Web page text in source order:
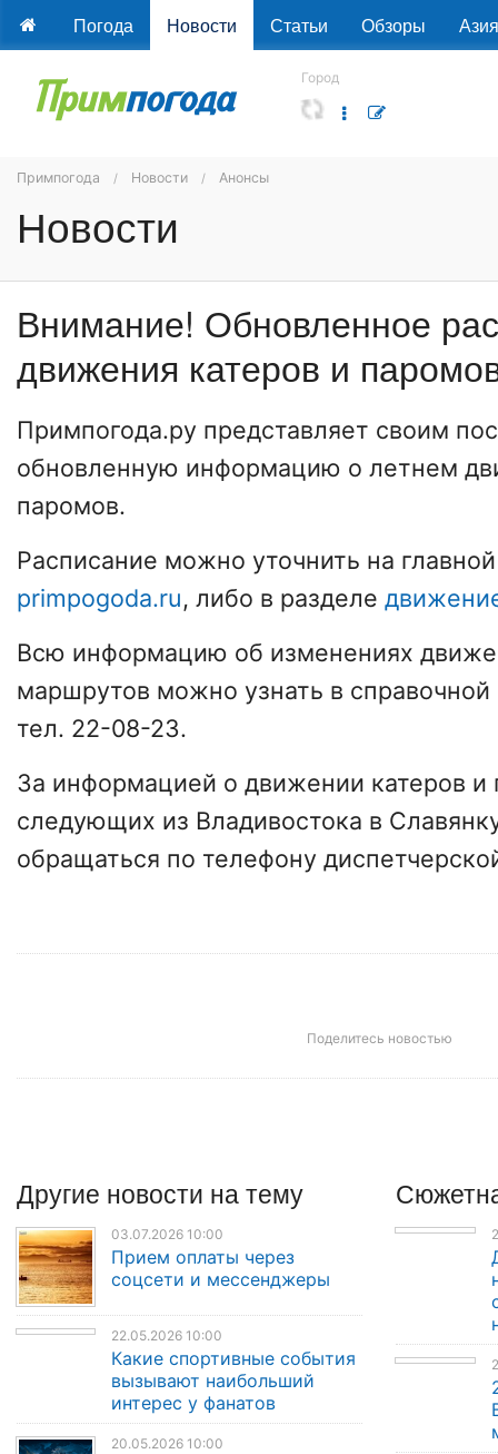
Погода Новости Статьи Обзоры Азия
Город
Примпогода Новости Анонсы
Новости
Внимание! Обновленное
движения катеров и
Примпогода.ру представляет своим
обновленную информацию о летнем
паромов.
Расписание можно уточнить на
primpogoda.ru, либо в разделе
Всю информацию об изменениях
маршрутов можно узнать в
тел. 22-08-23.
За информацией о движении катеров и
следующих из Владивостока в
обращаться по телефону
Поделитесь новостью
Другие новости на тему
03.07.2026 10:00
Прием оплаты через
соцсети и мессенджеры
22.05.2026 10:00
Какие спортивные события
вызывают наибольший
интерес у фанатов
20.05.2026 10:00